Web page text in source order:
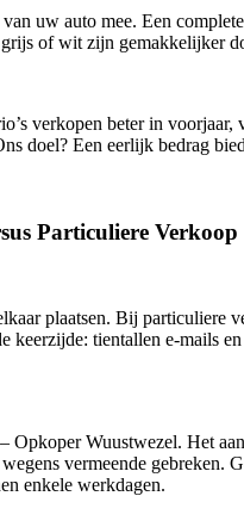
uw auto mee. Een
of wit zijn gemakkelijker
verkopen beter in
doel? Een eerlijk bedrag
Particuliere Verkoop
plaatsen. Bij particuliere
keerzijde: tientallen e-mails
Wuustwezel. Het
vermeende
enkele werkdagen.